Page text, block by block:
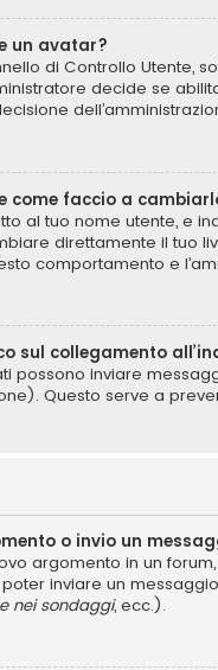
un avatar?
di Controllo Utente,
decide se
come faccio a
al tuo nome utente, e
direttamente il tuo
comportamento e
sul collegamento
possono inviare
Questo serve a
o invio un
argomento in un
inviare un
nei sondaggi, ecc.).